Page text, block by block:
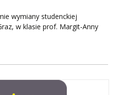
wymiany studenckiej
w klasie prof. Margit-Anny